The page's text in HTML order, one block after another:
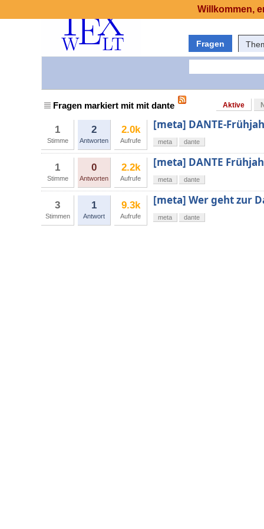
Fragen
Fragen markiert mit mit dante Aktive
1
Stimme
2
Antworten
2.0k
Aufrufe
[meta] DANTE-
meta dante
1
Stimme
0
Antworten
2.2k
Aufrufe
[meta] DANTE
meta dante
3
Stimmen
1
Antwort
9.3k
Aufrufe
[meta] Wer geht zur
meta dante
Willkommen,